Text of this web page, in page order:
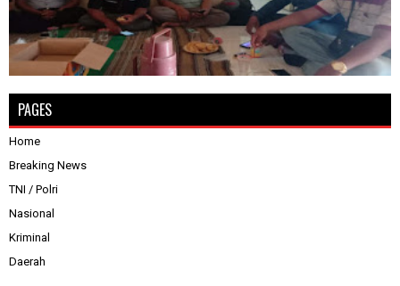
PAGES
Home
Breaking News
TNI / Polri
Nasional
Kriminal
Daerah